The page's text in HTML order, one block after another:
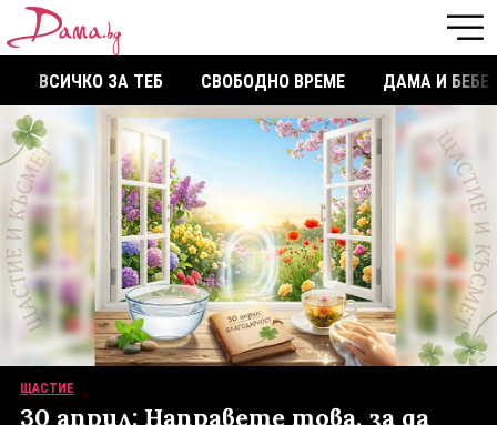
ВСИЧКО ЗА ТЕБ СВОБОДНО ВРЕМЕ ДАМА И БЕБЕ
ЩАСТИЕ
30 април: Направете това, за да